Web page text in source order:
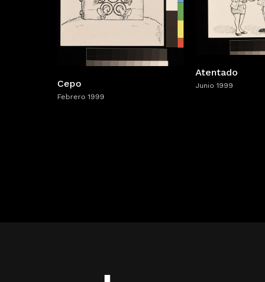
Atentado
Junio 1999
Cepo
Febrero 1999